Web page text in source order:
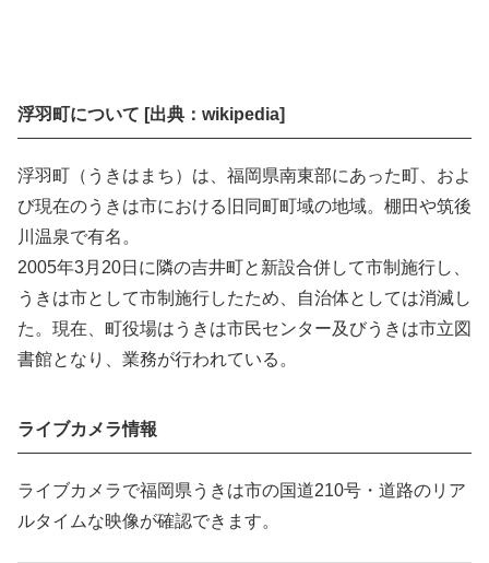
浮羽町について [出典：wikipedia]
浮羽町（うきはまち）は、福岡県南東部にあった町、およ
び現在のうきは市における旧同町町域の地域。棚田や筑後
川温泉で有名。
2005年3月20日に隣の吉井町と新設合併して市制施行し、
うきは市として市制施行したため、自治体としては消滅し
た。現在、町役場はうきは市民センター及びうきは市立図
書館となり、業務が行われている。
ライブカメラ情報
ライブカメラで福岡県うきは市の国道210号・道路のリア
ルタイムな映像が確認できます。